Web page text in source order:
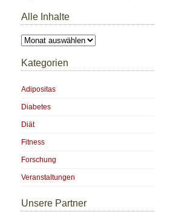
Alle Inhalte
Alle
Inhalte
Kategorien
Adipositas
Diabetes
Diät
Fitness
Forschung
Veranstaltungen
Unsere Partner